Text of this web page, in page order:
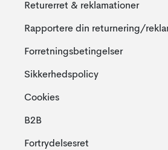
Returerret & reklamationer
Rapportere din returnering/
Forretningsbetingelser
Sikkerhedspolicy
Cookies
B2B
Fortrydelsesret